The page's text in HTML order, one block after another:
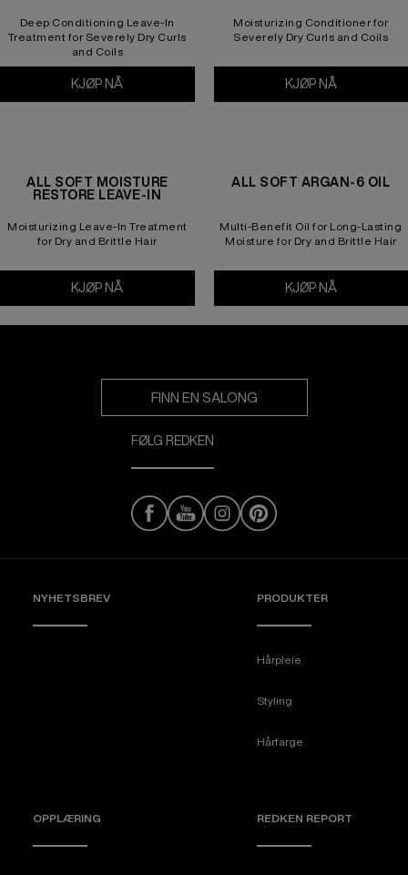
Deep Conditioning Leave-In
Treatment for Severely Dry Curls
and Coils
KJØP NÅ All Soft Mega Curls Hydramelt
Moisturizing Conditioner for
Severely Dry Curls and Coils
KJØP NÅAll Soft
ALL SOFT MOISTURE
RESTORE LEAVE-IN
Moisturizing Leave-In Treatment
for Dry and Brittle Hair
KJØP NÅ All Soft Moisture Restore Leave-In
ALL SOFT ARGAN-6 OIL
Multi-Benefit Oil for Long-Lasting
Moisture for Dry and Brittle Hair
KJØP NÅAll Soft
FINN EN SALONG
FØLG REDKEN
NYHETSBREV PRODUKTER
Hårpleie
Styling
Hårfarge
OPPLÆRING REDKEN REPORT